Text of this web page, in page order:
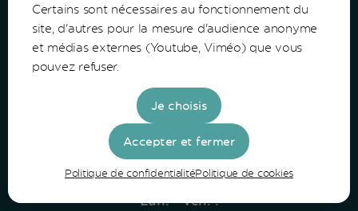
Communauté de Communes du Bazadais
Lieu-Dit Coucut
33430 Bazas
Tel: 05 56 25 28 81
Horaires
Lun. - Ven. :
Certains sont nécessaires au fonctionnement du
site, d'autres pour la mesure d'audience anonyme
et médias externes (Youtube, Viméo) que vous
pouvez refuser.
Je choisis
Accepter et fermer
Politique de confidentialitéPolitique de cookies